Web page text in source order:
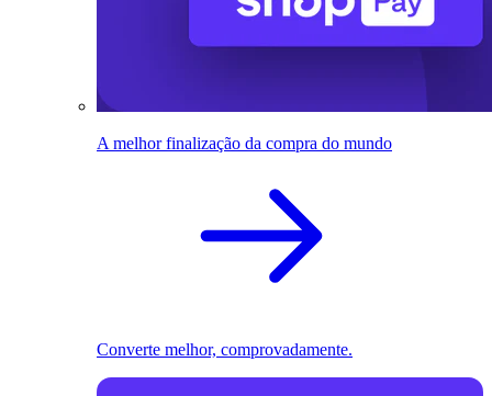
A melhor finalização da compra do mundo
Converte melhor, comprovadamente.